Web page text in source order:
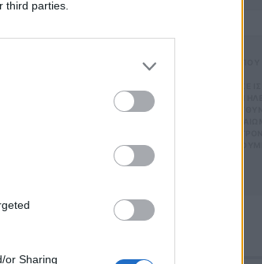
third parties.
or Sharing
ΜΑΣ ΣΧΕΤΙΚΑ ΜΕ ΤΗΝ ΑΠΟΘΗΚΕΥΣΗ ΤΩΝ ΔΕΔΟΜΕΝΩΝ
ΣΤΗΝ ΕΠΙΚΟΙΝΩΝΊΑ ΜΕ ΤΗΝ ΠΑΡΟΎΣΑ ΔΙΕΎΘΥΝΣΗ
ΑΠΌ ΤΗΝ ΠΑΡΟΎΣΑ ΗΛΕΚΤΡΟΝΙΚΉ ΔΙΕΎΘΥΝΣΗ
ΣΑΣ ΤΗΛΕΦΏΝΟΥ, ΜΠΟΡΕΊΤΕ ΝΑ ΑΣΚΉΣΕΤΕ ΤΑ ΔΙΚΑΙΏΜΑΤΆ
ΤΟ ΜΉΝΥΜΑ ΑΥΤΌ ΚΑΤΆ ΛΆΘΟΣ, ΠΑΡΑΚΑΛΟΎΜΕ
ΣΑΣ
ΜΕΣΩ ΑΥΤΗΣ ΤΗΣ ΦΟΡΜΑΣ.
{ΓΕΝΙΚΌΣ ΚΑΝΟΝΙΣΜΌΣ
ΑΠΌ ΤΙΣ 25 ΜΑΪ́ΟΥ 2018, ΚΑΙ ΤΟΥ
Ή ΤΟ ΚΙΝΗΤΌ ΣΑΣ ΤΗΛΈΦΩΝΟ. ΣΕ Π
ΑΠΌ ΤΗΝ ΠΑΡΟΎΣΑ Η
ΔΙΕΎΘΥΝΣΗΣ ΗΛΕΚΤΡΟΝΙΚΟΎ ΤΑ
ΝΑ ΑΣΚΉΣΕΤΕ ΤΑ ΔΙΚΑΙΏΜΑΤΆ ΣΑΣ
ΣΑΣ ΤΑΧΥΔΡΟΜΕΊΟΥ Ή ΤΟ ΚΙΝΗ
ΣΕ ΤΡΊΤΟΥΣ. ΕΆΝ ΛΆΒΑΤΕ ΤΟ ΜΉΝΥ
ΤΗΝ ΕΝΌΧΛΗΣΗ.